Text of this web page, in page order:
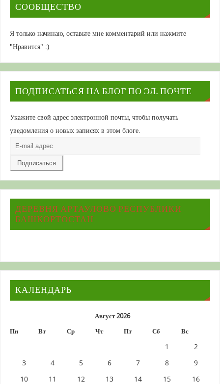
СООБЩЕСТВО
Я только начинаю, оставьте мне комментарий или нажмите
"Нравится" :)
ПОДПИСАТЬСЯ НА БЛОГ ПО ЭЛ. ПОЧТЕ
Укажите свой адрес электронной почты, чтобы получать
уведомления о новых записях в этом блоге.
E-
mail
адрес
ДЕРЕВНЯ АРТАУЛОВО РЕСПУБЛИКИ
БАШКОРТОСТАН
КАЛЕНДАРЬ
Август 2026
Пн
Вт Ср Чт Пт Сб Вс
1
2
3
4 5 6 7 8
9
10
11 12 13 14 15 16